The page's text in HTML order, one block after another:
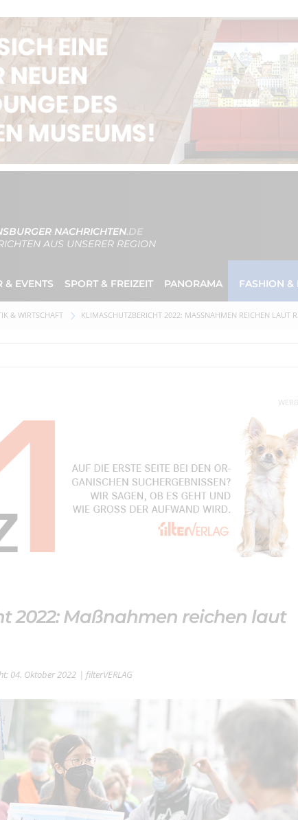
NACHRICHTEN.DE
AUS UNSERER REGION
& EVENTS SPORT & FREIZEIT PANORAMA FASHION &
& WIRTSCHAFT KLIMASCHUTZBERICHT 2022: MASSNAHMEN REICHEN LAUT
2022: Maßnahmen reichen laut
04. Oktober 2022 | filterVERLAG